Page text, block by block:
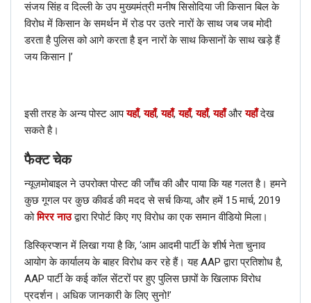
फैक्ट चेक
RELATED POSTS
हिंदी
फैक्ट चेक: नहीं, AAP नेता इस वायरल वीडियो में कृषि कानूनों के खिलाफ विरोध
नहीं कर रहे हैं; जानें सच
Dec 17, 2020
हिंदी
फैक्ट चेक: क्या हाल ही में मुकेश अंबानी ने पंजाब के सीएम कैप्टन अमरिंदर सिंह से
संजय सिंह व दिल्ली के उप मुख्यमंत्री मनीष सिसोदिया जी किसान बिल के
विरोध में किसान के समर्थन में रोड पर उतरे नारों के साथ जब जब मोदी
डरता है पुलिस को आगे करता है इन नारों के साथ किसानों के साथ खड़े हैं
जय किसान |’
इसी तरह के अन्य पोस्ट आपयहाँ,यहाँ,यहाँ,यहाँ,यहाँ,यहाँ औरयहाँ देख
सकते है।
फैक्ट चेक
न्यूज़मोबाइल ने उपरोक्त पोस्ट की जाँच की और पाया कि यह गलत है। हमने
कुछ गूगल पर कुछ कीवर्ड की मदद से सर्च किया, और हमें 15 मार्च, 2019
कोमिरर नाउद्वारा रिपोर्ट किए गए विरोध का एक समान वीडियो मिला।
डिस्क्रिप्शन में लिखा गया है कि, ‘आम आदमी पार्टी के शीर्ष नेता चुनाव
आयोग के कार्यालय के बाहर विरोध कर रहे हैं। यह AAP द्वारा प्रतिशोध है,
AAP पार्टी के कई कॉल सेंटरों पर हुए पुलिस छापों के खिलाफ विरोध
प्रदर्शन। अधिक जानकारी के लिए सुनो!’